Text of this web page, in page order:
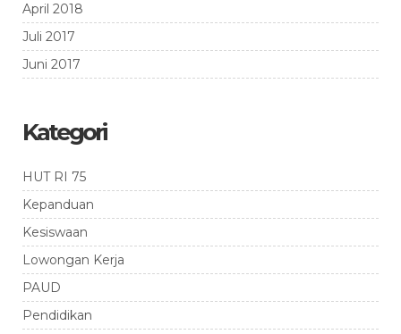
April 2018
Juli 2017
Juni 2017
Kategori
HUT RI 75
Kepanduan
Kesiswaan
Lowongan Kerja
PAUD
Pendidikan